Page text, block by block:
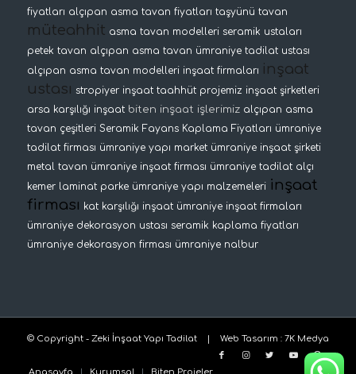
fiyatları alçıpan asma tavan fiyatları taşyünü tavan
müteahhit asma tavan modelleri seramik ustaları
petek tavan alçıpan asma tavan ümraniye tadilat ustası
alçıpan asma tavan modelleri inşaat firmaları inşaat
ustası stropiyer inşaat taahhüt projemiz inşaat şirketleri
arsa karşılığı inşaat biten inşaat işlerimiz alçıpan asma
tavan çeşitleri Seramik Fayans Kaplama Fiyatları ümraniye
tadilat firması ümraniye yapı market ümraniye inşaat şirketi
metal tavan ümraniye inşaat firması ümraniye tadilat alçı
kemer laminat parke ümraniye yapı malzemeleri inşaat
firması kat karşılığı inşaat ümraniye inşaat firmaları
ümraniye dekorasyon ustası seramik kaplama fiyatları
ümraniye dekorasyon firması ümraniye nalbur
© Copyright - Zeki İnşaat Yapı Tadilat | Web Tasarım : 7K Medya